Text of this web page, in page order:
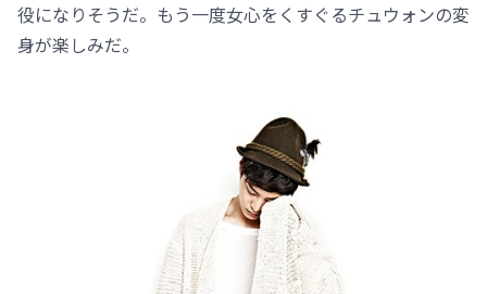
役になりそうだ。もう一度女心をくすぐるチュウォンの変
身が楽しみだ。